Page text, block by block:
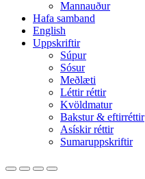
Mannauður
Hafa samband
English
Uppskriftir
Súpur
Sósur
Meðlæti
Léttir réttir
Kvöldmatur
Bakstur & eftirréttir
Asískir réttir
Sumaruppskriftir